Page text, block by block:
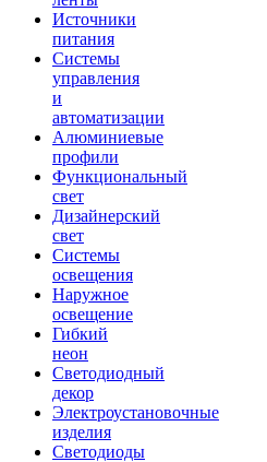
Источники
питания
Системы
управления
и
автоматизации
Алюминиевые
профили
Функциональный
свет
Дизайнерский
свет
Системы
освещения
Наружное
освещение
Гибкий
неон
Светодиодный
декор
Электроустановочные
изделия
Светодиоды